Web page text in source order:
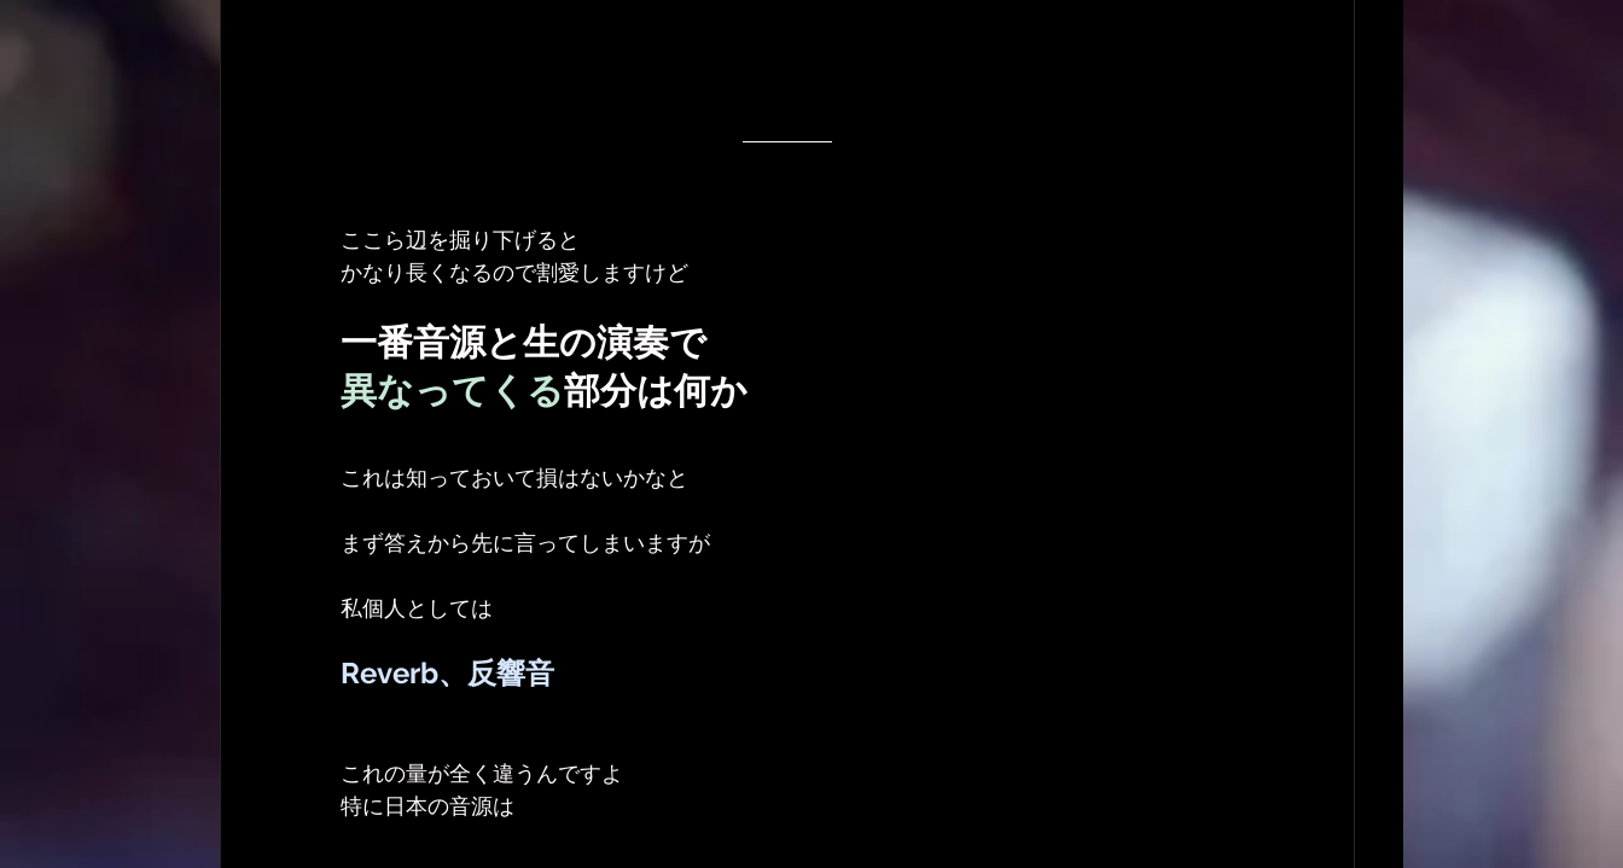
ここら辺を掘り下げると
かなり長くなるので割愛しますけど
一番音源と生の演奏で
異なってくる部分は何か
これは知っておいて損はないかなと
まず答えから先に言ってしまいますが
私個人としては
Reverb、反響音
これの量が全く違うんですよ
特に日本の音源は